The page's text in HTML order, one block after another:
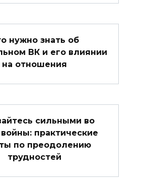
нужно знать об
ВК и его влиянии
на отношения
сильными во
практические
по преодолению
трудностей